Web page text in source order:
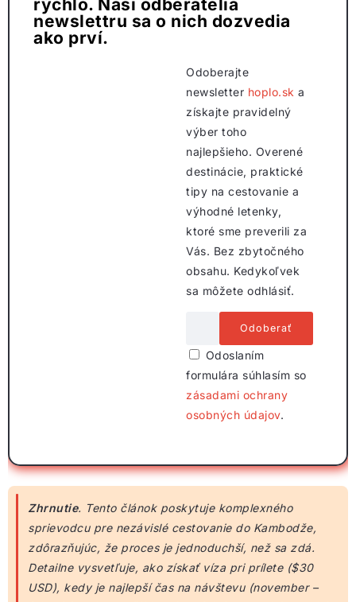
rýchlo. Naši odberatelia
newslettru sa o nich dozvedia
ako prví.
Odoberajte
newsletter hoplo.sk a
získajte pravidelný
výber toho
najlepšieho. Overené
destinácie, praktické
tipy na cestovanie a
výhodné letenky,
ktoré sme preverili za
Vás. Bez zbytočného
obsahu. Kedykoľvek
sa môžete odhlásiť.
Odoslaním
formulára súhlasím so
zásadami ochrany
osobných údajov.
Zhrnutie. Tento článok poskytuje komplexného
sprievodcu pre nezávislé cestovanie do Kambodže,
zdôrazňujúc, že proces je jednoduchší, než sa zdá.
Detailne vysvetľuje, ako získať víza pri prílete ($30
USD), kedy je najlepší čas na návštevu (november –